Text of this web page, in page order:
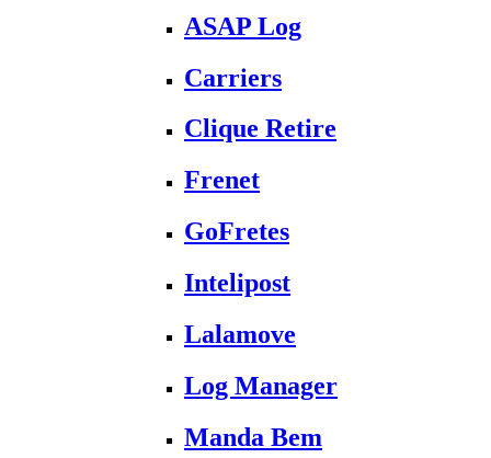
ASAP Log
Carriers
Clique Retire
Frenet
GoFretes
Intelipost
Lalamove
Log Manager
Manda Bem